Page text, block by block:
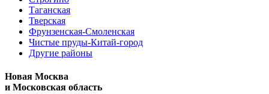
Таганская
Тверская
Фрунзенская-Смоленская
Чистые пруды-Китай-город
Другие районы
Новая Москва
и Московская область